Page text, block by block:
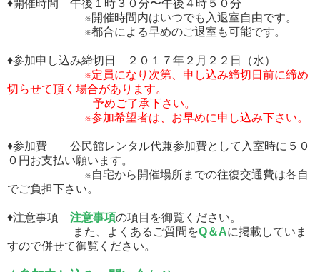
♦開催時間 午後１時３０分〜午後４時５０分
※開催時間内はいつでも入退室自由です。
※都合による早めのご退室も可能です。
♦参加申し込み締切日 ２０１７年２月２２日（水）
※定員になり次第、申し込み締切日前に締め
切らせて頂く場合があります。
予めご了承下さい。
※参加希望者は、お早めに申し込み下さい。
♦参加費 公民館レンタル代兼参加費として入室時に５０
０円お支払い願います。
※自宅から開催場所までの往復交通費は各自
でご負担下さい。
♦注意事項 注意事項の項目を御覧ください。
また、よくあるご質問をQ＆Aに掲載していま
すので併せて御覧ください。